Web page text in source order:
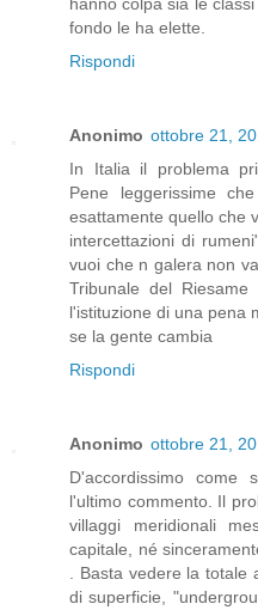
hanno colpa sia le
fondo le ha elette.
Rispondi
Anonimo ottobre 21,
In Italia il problema
Pene leggerissime
esattamente quello che
intercettazioni di
vuoi che n galera non
Tribunale del
l'istituzione di una pena
se la gente cambia
Rispondi
Anonimo ottobre 21,
D'accordissimo
l'ultimo commento. Il
villaggi meridionali
capitale, né
. Basta vedere la totale
di superficie,